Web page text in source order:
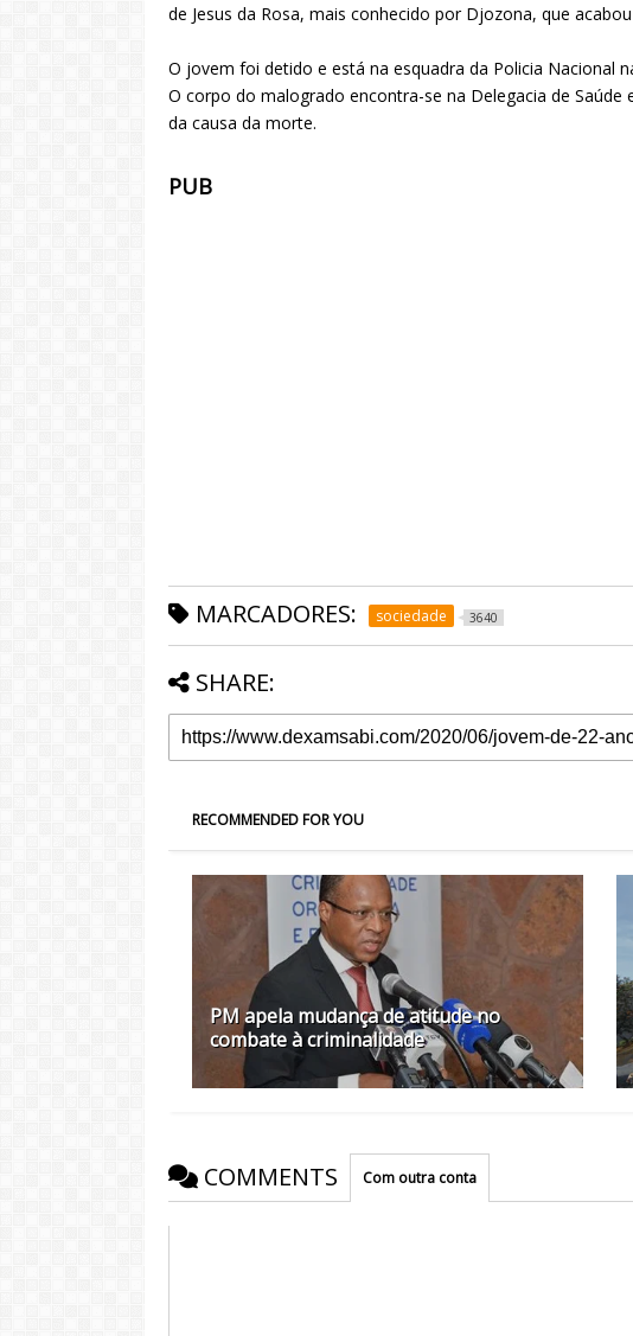
de Jesus da Rosa, mais conhecido por Djozona, que
O jovem foi detido e está na esquadra da Policia Nacional
O corpo do malogrado encontra-se na Delegacia de
da causa da morte.
PUB
MARCADORES: sociedade 3640
SHARE:
RECOMMENDED FOR YOU
PM apela mudança de atitude no
combate à criminalidade
COMMENTS Com outra conta